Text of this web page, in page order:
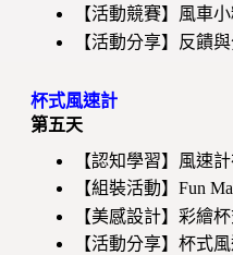
【活動競賽】風車
【活動分享】反饋
杯式風速計
第五天
【認知學習】風速
【組裝活動】Fun
【美感設計】彩繪
【活動分享】杯式